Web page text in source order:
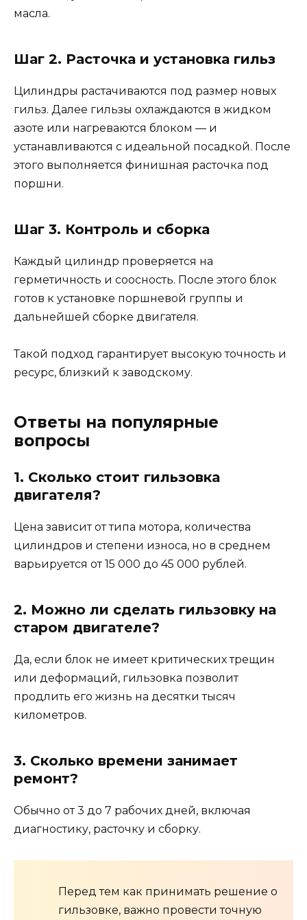
масла.
Шаг 2. Расточка и установка гильз
Цилиндры растачиваются под размер новых
гильз. Далее гильзы охлаждаются в жидком
азоте или нагреваются блоком — и
устанавливаются с идеальной посадкой. После
этого выполняется финишная расточка под
поршни.
Шаг 3. Контроль и сборка
Каждый цилиндр проверяется на
герметичность и соосность. После этого блок
готов к установке поршневой группы и
дальнейшей сборке двигателя.
Такой подход гарантирует высокую точность и
ресурс, близкий к заводскому.
Ответы на популярные
вопросы
1. Сколько стоит гильзовка
двигателя?
Цена зависит от типа мотора, количества
цилиндров и степени износа, но в среднем
варьируется от 15 000 до 45 000 рублей.
2. Можно ли сделать гильзовку на
старом двигателе?
Да, если блок не имеет критических трещин
или деформаций, гильзовка позволит
продлить его жизнь на десятки тысяч
километров.
3. Сколько времени занимает
ремонт?
Обычно от 3 до 7 рабочих дней, включая
диагностику, расточку и сборку.
Перед тем как принимать решение о
гильзовке, важно провести точную